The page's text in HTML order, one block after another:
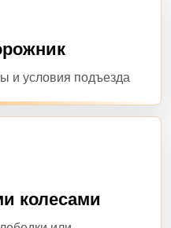
и условия подъезда
колесами